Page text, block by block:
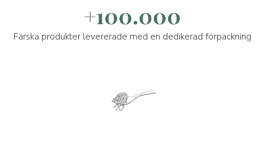
+100.000
Färska produkter levererade med en dedikerad förpackning